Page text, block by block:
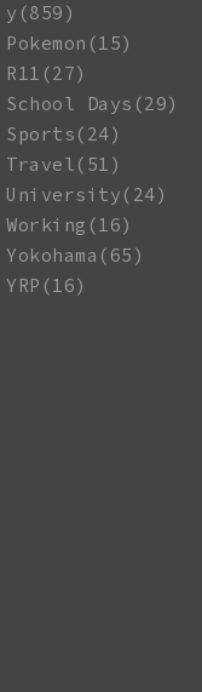
y(859)
Pokemon(15)
R11(27)
School Days(29)
Sports(24)
Travel(51)
University(24)
Working(16)
Yokohama(65)
YRP(16)